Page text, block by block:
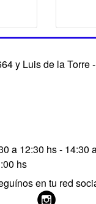
y Luis de la Torre
a 12:30 hs - 14:30
hs
en tu red